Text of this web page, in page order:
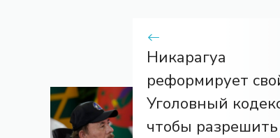
Никарагуа
реформирует
Уголовный
чтобы разрешить